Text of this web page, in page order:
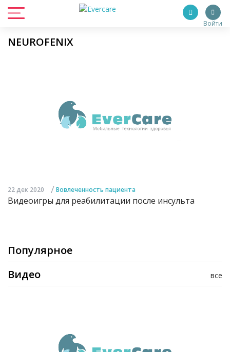
Войти
NEUROFENIX
22 дек 2020 / Вовлеченность пациента
Видеоигры для реабилитации после инсульта
Популярное
все
Видео